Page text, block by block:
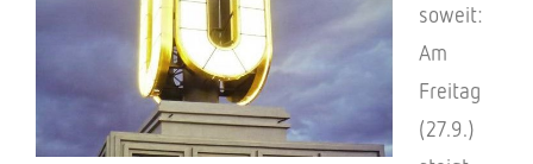
soweit:
Am
Frei­tag
(27.9.)